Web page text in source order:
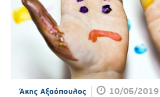
Άκης Αξαόπουλος 10/05/